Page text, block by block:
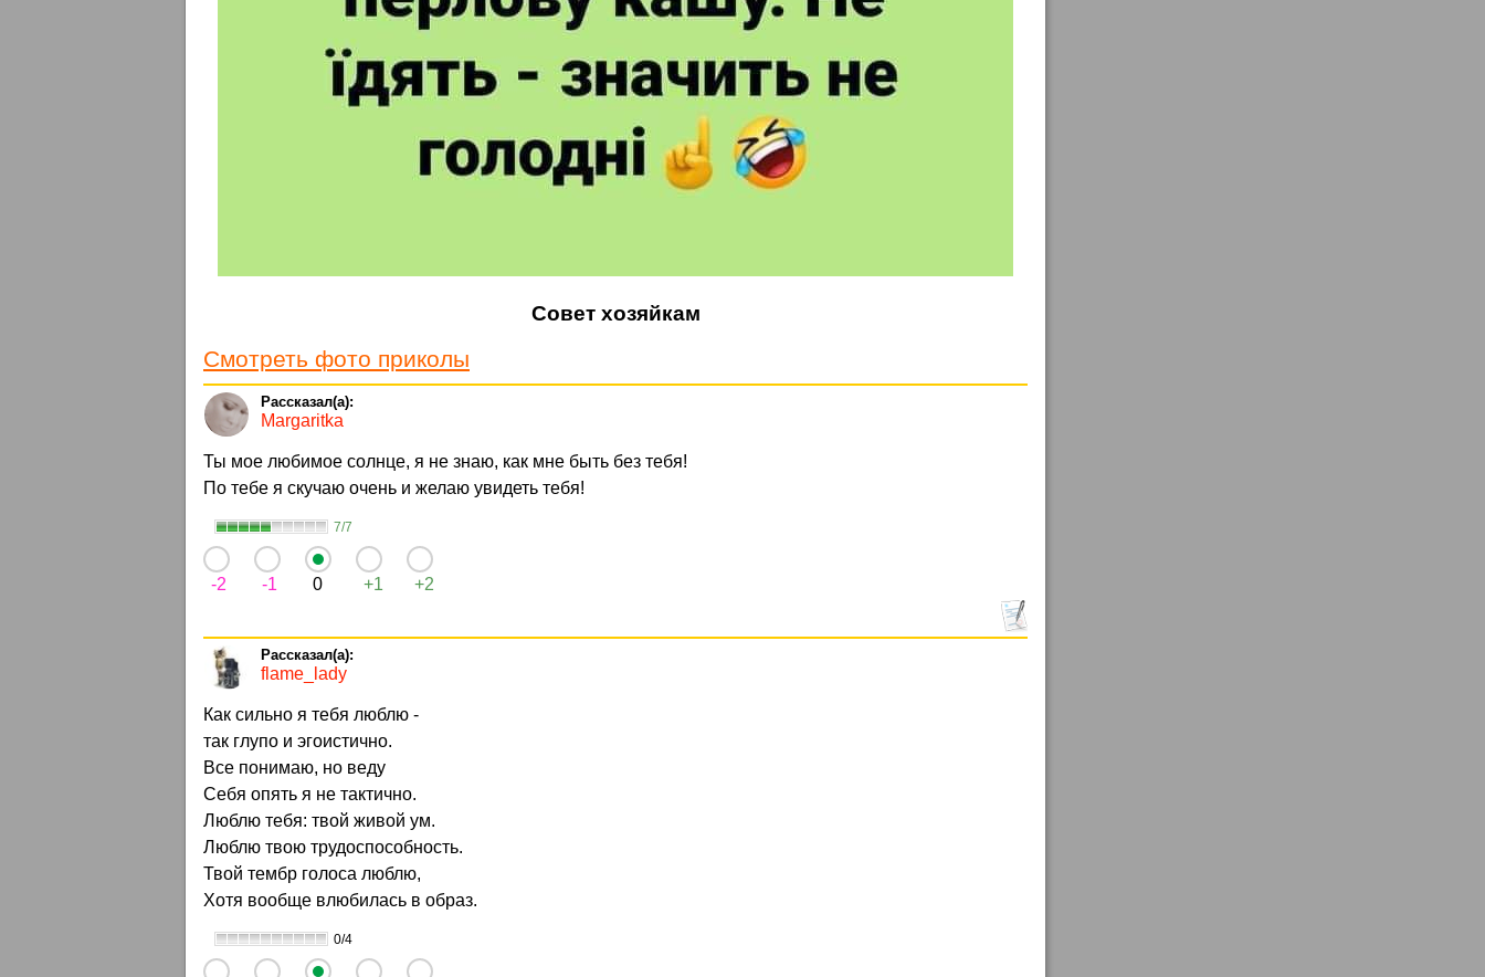
Совет хозяйкам
Смотреть фото приколы
Margaritka
Ты мое любимое солнце, я не знаю, как мне быть без тебя!
По тебе я скучаю очень и желаю увидеть тебя!
7/7
-2 -1 0 +1 +2
flame_lady
Как сильно я тебя люблю -
так глупо и эгоистично.
Все понимаю, но веду
Себя опять я не тактично.
Люблю тебя: твой живой ум.
Люблю твою трудоспособность.
Твой тембр голоса люблю,
Хотя вообще влюбилась в образ.
0/4